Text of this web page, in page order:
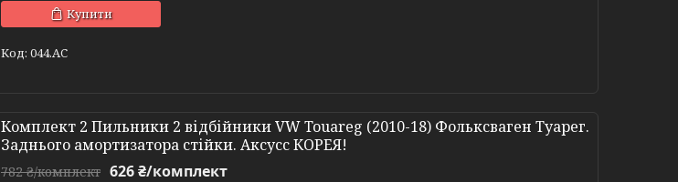
Купити
044.AC
Комплект 2 Пильники 2 відбійники VW Touareg (2010-18) Фольксваген Туарег.
Заднього амортизатора стійки. Аксусс КОРЕЯ!
782 ₴/комплект 626 ₴/комплект